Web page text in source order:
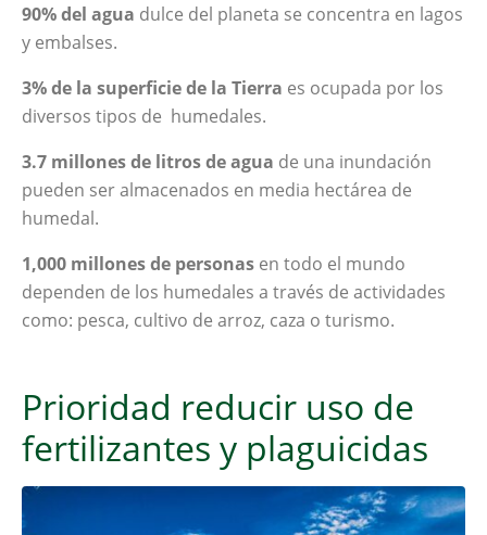
90%del agua dulce del planeta se concentra en lagos
y embalses.
3%de la superficie de la Tierra es ocupada por los
diversos tipos de humedales.
3.7 millones de litros de agua de una inundación
pueden ser almacenados en media hectárea de
humedal.
1,000 millonesde personas en todo el mundo
dependen de los humedales a través de actividades
como: pesca, cultivo de arroz, caza o turismo.
Prioridad reducir uso de
fertilizantes y plaguicidas